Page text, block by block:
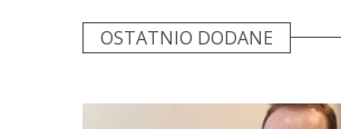
OSTATNIO DODANE